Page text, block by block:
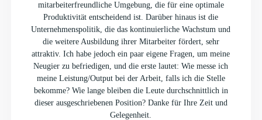
mitarbeiterfreundliche Umgebung, die für eine optimale
Produktivität entscheidend ist. Darüber hinaus ist die
Unternehmenspolitik, die das kontinuierliche Wachstum und
die weitere Ausbildung ihrer Mitarbeiter fördert, sehr
attraktiv. Ich habe jedoch ein paar eigene Fragen, um meine
Neugier zu befriedigen, und die erste lautet: Wie messe ich
meine Leistung/Output bei der Arbeit, falls ich die Stelle
bekomme? Wie lange bleiben die Leute durchschnittlich in
dieser ausgeschriebenen Position? Danke für Ihre Zeit und
Gelegenheit.